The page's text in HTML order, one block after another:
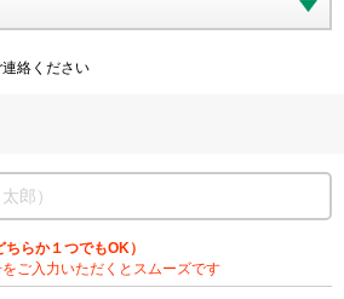
絡ください
ちらか１つでもOK）
ご入力いただくとスムーズです